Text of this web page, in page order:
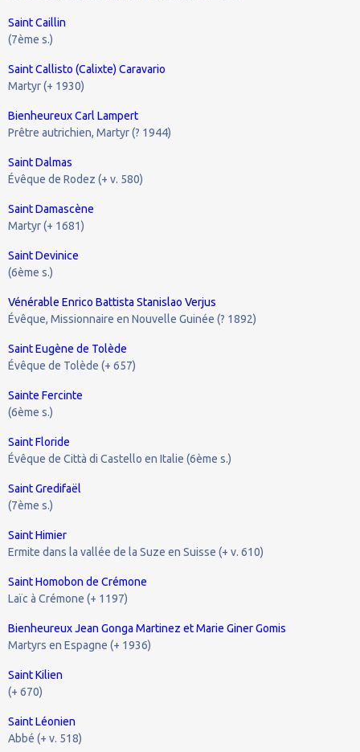
Saint Caillin
(7ème s.)
Saint Callisto (Calixte) Caravario
Martyr (+ 1930)
Bienheureux Carl Lampert
Prêtre autrichien, Martyr (? 1944)
Saint Dalmas
Évêque de Rodez (+ v. 580)
Saint Damascène
Martyr (+ 1681)
Saint Devinice
(6ème s.)
Vénérable Enrico Battista Stanislao Verjus
Évêque, Missionnaire en Nouvelle Guinée (? 1892)
Saint Eugène de Tolède
Évêque de Tolède (+ 657)
Sainte Fercinte
(6ème s.)
Saint Floride
Évêque de Città di Castello en Italie (6ème s.)
Saint Gredifaël
(7ème s.)
Saint Himier
Ermite dans la vallée de la Suze en Suisse (+ v. 610)
Saint Homobon de Crémone
Laïc à Crémone (+ 1197)
Bienheureux Jean Gonga Martinez et Marie Giner Gomis
Martyrs en Espagne (+ 1936)
Saint Kilien
(+ 670)
Saint Léonien
Abbé (+ v. 518)